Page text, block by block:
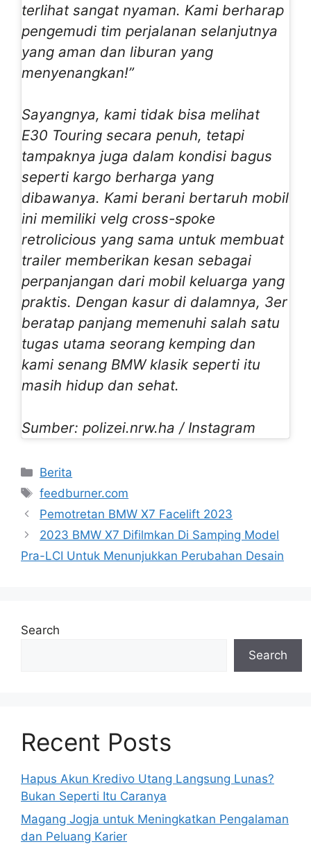
terlihat sangat nyaman. Kami berharap
pengemudi tim perjalanan selanjutnya
yang aman dan liburan yang
menyenangkan!”
Sayangnya, kami tidak bisa melihat
E30 Touring secara penuh, tetapi
tampaknya juga dalam kondisi bagus
seperti kargo berharga yang
dibawanya. Kami berani bertaruh mobil
ini memiliki velg cross-spoke
retrolicious yang sama untuk membuat
trailer memberikan kesan sebagai
perpanjangan dari mobil keluarga yang
praktis. Dengan kasur di dalamnya, 3er
beratap panjang memenuhi salah satu
tugas utama seorang kemping dan
kami senang BMW klasik seperti itu
masih hidup dan sehat.
Sumber: polizei.nrw.ha / Instagram
Categories
Berita
Tags
feedburner.com
Pemotretan BMW X7 Facelift 2023
2023 BMW X7 Difilmkan Di Samping Model
Pra-LCI Untuk Menunjukkan Perubahan Desain
Search
Search
Recent Posts
Hapus Akun Kredivo Utang Langsung Lunas?
Bukan Seperti Itu Caranya
Magang Jogja untuk Meningkatkan Pengalaman
dan Peluang Karier